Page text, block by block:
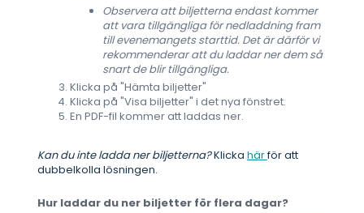
Observera att biljetterna endast kommer
att vara tillgängliga för nedladdning fram
till evenemangets starttid. Det är därför vi
rekommenderar att du laddar ner dem så
snart de blir tillgängliga.
Klicka på "Hämta biljetter"
Klicka på "Visa biljetter" i det nya fönstret.
En PDF-fil kommer att laddas ner.
Kan du inte ladda ner biljetterna?Klicka härför att
dubbelkolla lösningen.
Hur laddar du ner biljetter för flera dagar?